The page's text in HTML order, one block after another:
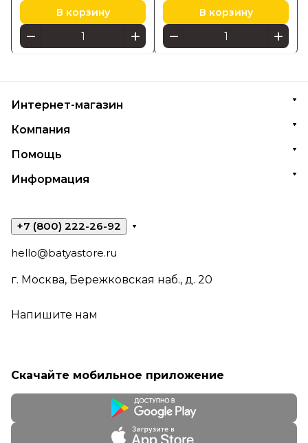
В корзину В корзину
Интернет-магазин
Компания
Помощь
Информация
+7 (800) 222-26-92
hello@batyastore.ru
г. Москва, Бережковская наб., д. 20
Напишите нам
Скачайте мобильное приложение